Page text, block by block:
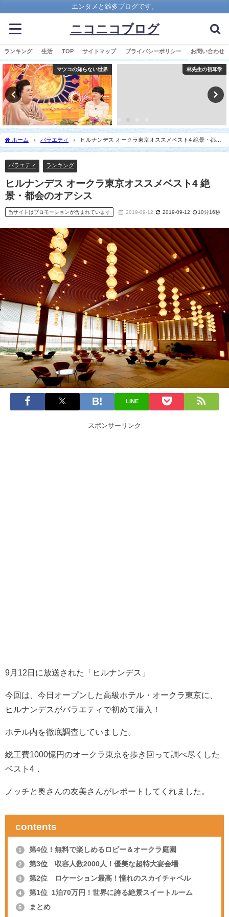
エンタメと雑多ブログです。
ニコニコブログ
ランキング 生活 TOP サイトマップ プライバシーポリシー お問い合わせ
マツコの知らない世界 林先生の初耳学
ホーム バラエティ
ヒルナンデス オークラ東京オススメベスト4 絶景・都会
のオアシス
バラエティ ランキング
ヒルナンデス オークラ東京オススメベスト4 絶
景・都会のオアシス
当サイトはプロモーションが含まれています 2019-09-12 2019-09-12 10分16秒
LINE
スポンサーリンク
9月12日に放送された「ヒルナンデス」
今回は、今日オープンした高級ホテル・オークラ東京に、
ヒルナンデスがバラエティで初めて潜入！
ホテル内を徹底調査していました。
総工費1000憶円のオークラ東京を歩き回って調べ尽くした
ベスト4．
ノッチと奥さんの友美さんがレポートしてくれました。
contents
1 第4位！無料で楽しめるロビー＆オークラ庭園
2 第3位 収容人数2000人！優美な超特大宴会場
3 第2位 ロケーション最高！憧れのスカイチャペル
4 第1位 1泊70万円！世界に誇る絶景スイートルーム
5 まとめ